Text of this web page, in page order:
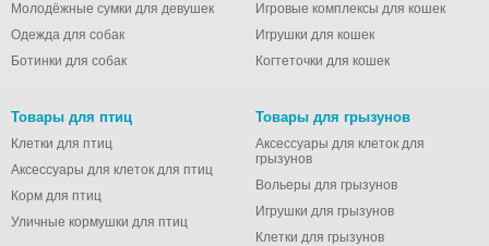
Молодёжные сумки для девушек
Одежда для собак
Ботинки для собак
Игровые комплексы для кошек
Игрушки для кошек
Когтеточки для кошек
Товары для птиц
Клетки для птиц
Аксессуары для клеток для птиц
Корм для птиц
Уличные кормушки для птиц
Товары для грызунов
Аксессуары для клеток для
грызунов
Вольеры для грызунов
Игрушки для грызунов
Клетки для грызунов